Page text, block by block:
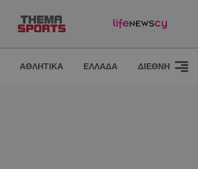
ΑΘΛΗΤΙΚΑ ΕΛΛΑΔΑ ΔΙΕΘΝΗ